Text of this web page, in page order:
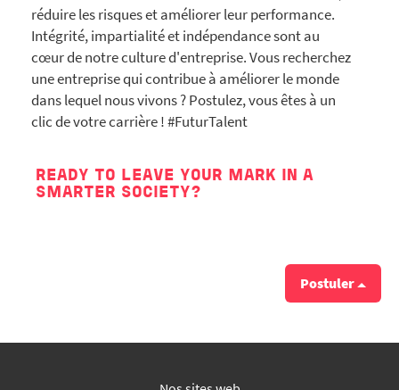
réduire les risques et améliorer leur performance.
Intégrité, impartialité et indépendance sont au
cœur de notre culture d'entreprise. Vous recherchez
une entreprise qui contribue à améliorer le monde
dans lequel nous vivons ? Postulez, vous êtes à un
clic de votre carrière ! #FuturTalent
READY TO LEAVE YOUR MARK IN A
SMARTER SOCIETY?
Postuler